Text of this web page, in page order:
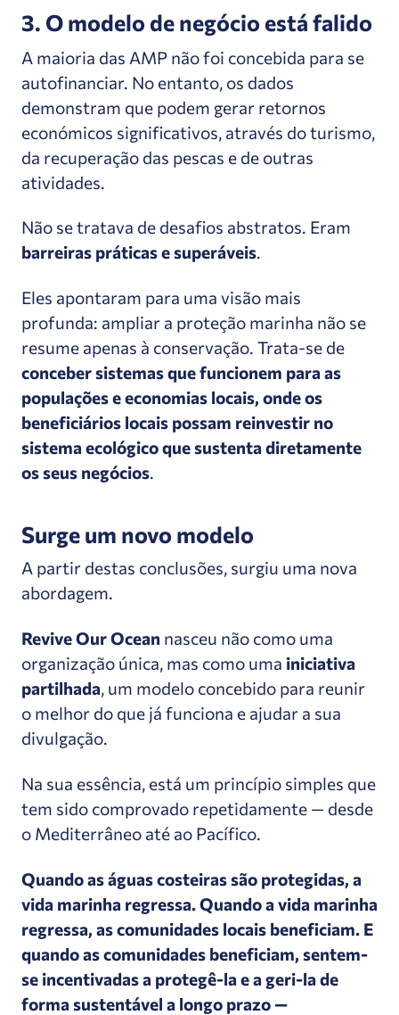
3. O modelo de negócio está falido
A maioria das AMP não foi concebida para se
autofinanciar. No entanto, os dados
demonstram que podem gerar retornos
económicos significativos, através do turismo,
da recuperação das pescas e de outras
atividades.
Não se tratava de desafios abstratos. Eram
barreiras práticas e superáveis.
Eles apontaram para uma visão mais
profunda: ampliar a proteção marinha não se
resume apenas à conservação. Trata-se de
conceber sistemas que funcionem para as
populações e economias locais, onde os
beneficiários locais possam reinvestir no
sistema ecológico que sustenta diretamente
os seus negócios.
Surge um novo modelo
A partir destas conclusões, surgiu uma nova
abordagem.
Revive Our Ocean nasceu não como uma
organização única, mas como uma iniciativa
partilhada, um modelo concebido para reunir
o melhor do que já funciona e ajudar a sua
divulgação.
Na sua essência, está um princípio simples que
tem sido comprovado repetidamente — desde
o Mediterrâneo até ao Pacífico.
Quando as águas costeiras são protegidas, a
vida marinha regressa. Quando a vida marinha
regressa, as comunidades locais beneficiam. E
quando as comunidades beneficiam, sentem-
se incentivadas a protegê-la e a geri-la de
forma sustentável a longo prazo —